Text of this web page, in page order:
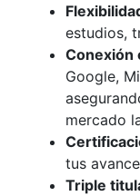
estudios,
Conexión
Google,
mercado
tus
Triple